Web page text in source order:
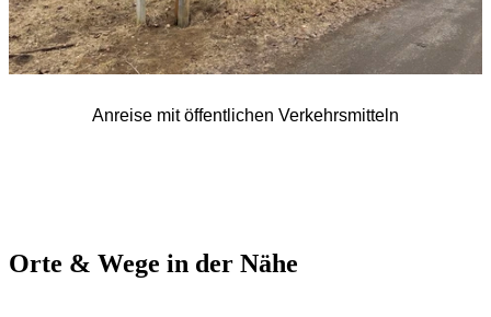
Anreise mit öffentlichen Verkehrsmitteln
Orte & Wege in der Nähe